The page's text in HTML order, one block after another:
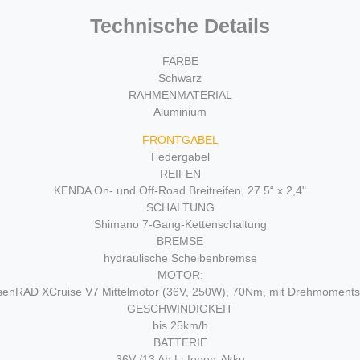
Technische Details
FARBE
Schwarz
RAHMENMATERIAL
Aluminium
FRONTGABEL
Federgabel
REIFEN
KENDA On- und Off-Road Breitreifen, 27.5“ x 2,4"
SCHALTUNG
Shimano 7-Gang-Kettenschaltung
BREMSE
hydraulische Scheibenbremse
MOTOR:
XCruise V7 Mittelmotor (36V, 250W), 70Nm, mit
GESCHWINDIGKEIT
bis 25km/h
BATTERIE